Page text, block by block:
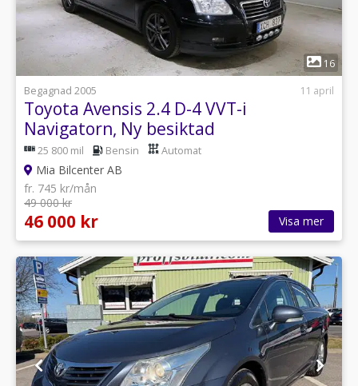
1
16
Begagnad 2005
11 april
Toyota Avensis 2.4 D-4 VVT-i
Navigatorn, Ny besiktad
25 800 mil Bensin Automat
Mia Bilcenter AB
fr. 745 kr/mån
49 000 kr
46 000 kr Visa mer